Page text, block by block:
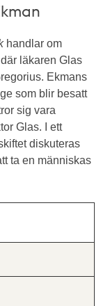
handlar om
där läkaren Glas
Ekmans
som blir besatt
sig vara
Glas. I ett
diskuteras
ta en människas